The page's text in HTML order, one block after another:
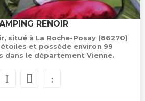
RENOIR
situé à La Roche-Posay (86270)
et possède environ 99
dans le département Vienne.